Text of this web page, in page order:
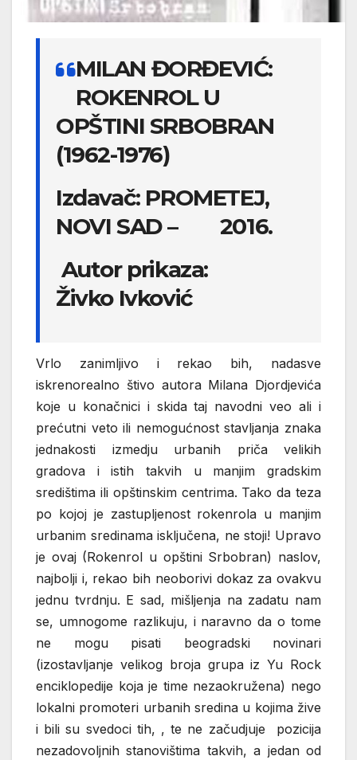
MILAN ĐORĐEVIĆ:
ROKENROL U
OPŠTINI SRBOBRAN
(1962-1976)
Izdavač: PROMETEJ,
NOVI SAD – 2016.
Autor prikaza:
Živko Ivković
Vrlo zanimljivo i rekao bih, nadasve
iskrenorealno štivo autora Milana Djordjevića
koje u konačnici i skida taj navodni veo ali i
prećutni veto ili nemogućnost stavljanja znaka
jednakosti izmedju urbanih priča velikih
gradova i istih takvih u manjim gradskim
središtima ili opštinskim centrima. Tako da teza
po kojoj je zastupljenost rokenrola u manjim
urbanim sredinama isključena, ne stoji! Upravo
je ovaj (Rokenrol u opštini Srbobran) naslov,
najbolji i, rekao bih neoborivi dokaz za ovakvu
jednu tvrdnju. E sad, mišljenja na zadatu nam
se, umnogome razlikuju, i naravno da o tome
ne mogu pisati beogradski novinari
(izostavljanje velikog broja grupa iz Yu Rock
enciklopedije koja je time nezaokružena) nego
lokalni promoteri urbanih sredina u kojima žive
i bili su svedoci tih, , te ne začudjuje pozicija
nezadovoljnih stanovištima takvih, a jedan od